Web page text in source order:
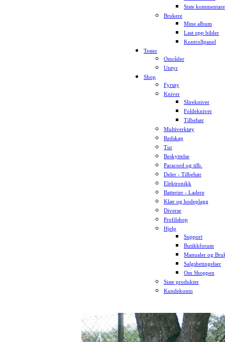
Siste
Brukere
Mine album
Last opp bilder
Kontrollpanel
Tester
Områder
Utstyr
Shop
Fyrtøy
Kniver
Slirekniver
Foldekniver
Tilbehør
Multiverktøy
Redskap
Tur
Beskyttelse
Paracord og tilb.
Deler - Tilbehør
Elektronikk
Batterier - Ladere
Klær og hodeplagg
Diverse
Profilshop
Hjelp
Support
Butikkforum
Manualer og
Salgsbetingelser
Om Shoppen
Siste produkter
Kundekonto